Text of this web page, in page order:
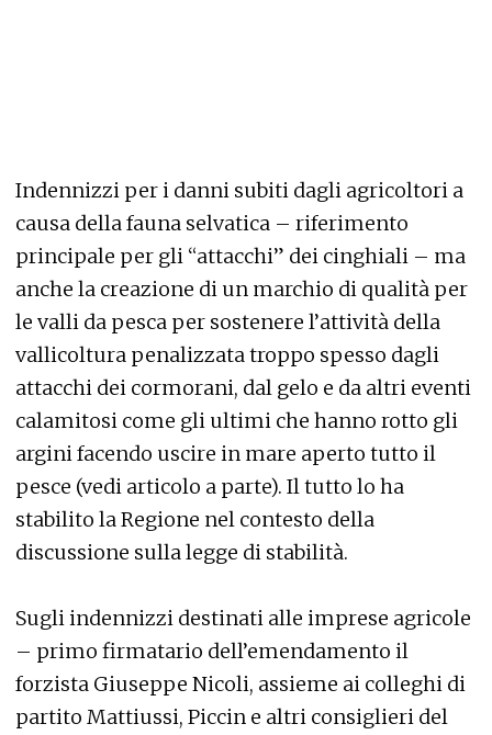
Indennizzi per i danni subiti dagli agricoltori a
causa della fauna selvatica – riferimento
principale per gli “attacchi” dei cinghiali – ma
anche la creazione di un marchio di qualità per
le valli da pesca per sostenere l’attività della
vallicoltura penalizzata troppo spesso dagli
attacchi dei cormorani, dal gelo e da altri eventi
calamitosi come gli ultimi che hanno rotto gli
argini facendo uscire in mare aperto tutto il
pesce (vedi articolo a parte). Il tutto lo ha
stabilito la Regione nel contesto della
discussione sulla legge di stabilità.
Sugli indennizzi destinati alle imprese agricole
– primo firmatario dell’emendamento il
forzista Giuseppe Nicoli, assieme ai colleghi di
partito Mattiussi, Piccin e altri consiglieri del